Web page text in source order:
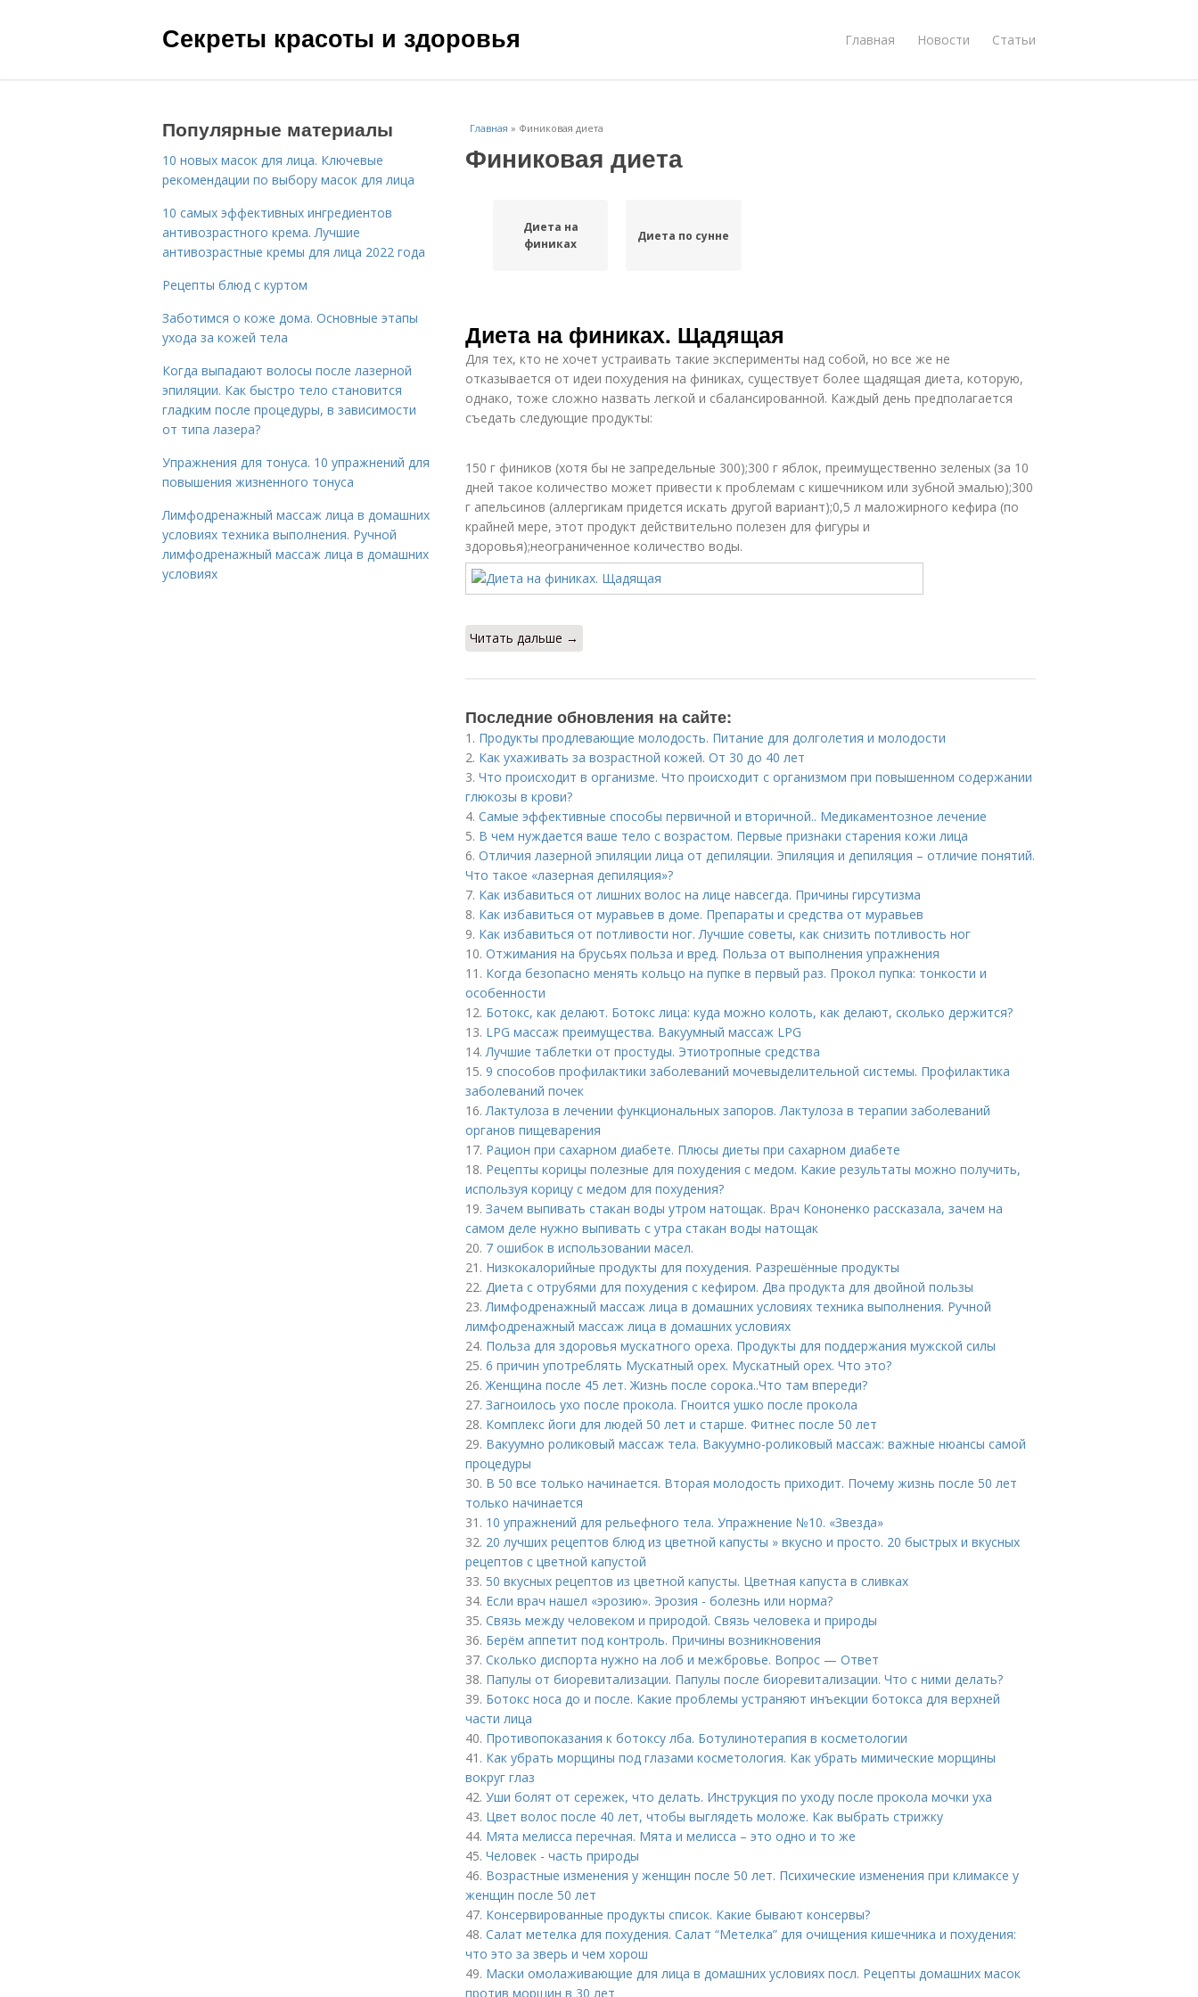
Секреты красоты и здоровья Главная Новости Статьи
Главная » Финиковая диета
Финиковая диета
Диета на
финиках
Диета по сунне
Диета на финиках. Щадящая
Для тех, кто не хочет устраивать такие эксперименты над собой, но все же не
отказывается от идеи похудения на финиках, существует более щадящая диета, которую,
однако, тоже сложно назвать легкой и сбалансированной. Каждый день предполагается
съедать следующие продукты:
150 г фиников (хотя бы не запредельные 300);300 г яблок, преимущественно зеленых (за 10
дней такое количество может привести к проблемам с кишечником или зубной эмалью);300
г апельсинов (аллергикам придется искать другой вариант);0,5 л маложирного кефира (по
крайней мере, этот продукт действительно полезен для фигуры и
здоровья);неограниченное количество воды.
Читать дальше →
Последние обновления на сайте:
1. Продукты продлевающие молодость. Питание для долголетия и молодости
2. Как ухаживать за возрастной кожей. От 30 до 40 лет
3. Что происходит в организме. Что происходит с организмом при повышенном содержании
глюкозы в крови?
4. Самые эффективные способы первичной и вторичной.. Медикаментозное лечение
5. В чем нуждается ваше тело с возрастом. Первые признаки старения кожи лица
6. Отличия лазерной эпиляции лица от депиляции. Эпиляция и депиляция – отличие понятий.
Что такое «лазерная депиляция»?
7. Как избавиться от лишних волос на лице навсегда. Причины гирсутизма
8. Как избавиться от муравьев в доме. Препараты и средства от муравьев
9. Как избавиться от потливости ног. Лучшие советы, как снизить потливость ног
10. Отжимания на брусьях польза и вред. Польза от выполнения упражнения
11. Когда безопасно менять кольцо на пупке в первый раз. Прокол пупка: тонкости и
особенности
12. Ботокс, как делают. Ботокс лица: куда можно колоть, как делают, сколько держится?
13. LPG массаж преимущества. Вакуумный массаж LPG
14.Лучшие таблетки от простуды. Этиотропные средства
15. 9 способов профилактики заболеваний мочевыделительной системы. Профилактика
заболеваний почек
16.Лактулоза в лечении функциональных запоров. Лактулоза в терапии заболеваний
органов пищеварения
17. Рацион при сахарном диабете. Плюсы диеты при сахарном диабете
18. Рецепты корицы полезные для похудения с медом. Какие результаты можно получить,
используя корицу с медом для похудения?
19. Зачем выпивать стакан воды утром натощак. Врач Кононенко рассказала, зачем на
самом деле нужно выпивать с утра стакан воды натощак
20. 7 ошибок в использовании масел.
21. Низкокалорийные продукты для похудения. Разрешённые продукты
22. Диета с отрубями для похудения с кефиром. Два продукта для двойной пользы
23.Лимфодренажный массаж лица в домашних условиях техника выполнения. Ручной
лимфодренажный массаж лица в домашних условиях
24. Польза для здоровья мускатного ореха. Продукты для поддержания мужской силы
25. 6 причин употреблять Мускатный орех. Мускатный орех. Что это?
26.Женщина после 45 лет. Жизнь после сорока..Что там впереди?
27. Загноилось ухо после прокола. Гноится ушко после прокола
28. Комплекс йоги для людей 50 лет и старше. Фитнес после 50 лет
29. Вакуумно роликовый массаж тела. Вакуумно-роликовый массаж: важные нюансы самой
процедуры
30. В 50 все только начинается. Вторая молодость приходит. Почему жизнь после 50 лет
только начинается
31. 10 упражнений для рельефного тела. Упражнение №10. «Звезда»
32. 20 лучших рецептов блюд из цветной капусты » вкусно и просто. 20 быстрых и вкусных
рецептов с цветной капустой
33. 50 вкусных рецептов из цветной капусты. Цветная капуста в сливках
34. Если врач нашел «эрозию». Эрозия - болезнь или норма?
35. Связь между человеком и природой. Связь человека и природы
36. Берём аппетит под контроль. Причины возникновения
37. Сколько диспорта нужно на лоб и межбровье. Вопрос — Ответ
38. Папулы от биоревитализации. Папулы после биоревитализации. Что с ними делать?
39. Ботокс носа до и после. Какие проблемы устраняют инъекции ботокса для верхней
части лица
40. Противопоказания к ботоксу лба. Ботулинотерапия в косметологии
41. Как убрать морщины под глазами косметология. Как убрать мимические морщины
вокруг глаз
42. Уши болят от сережек, что делать. Инструкция по уходу после прокола мочки уха
43. Цвет волос после 40 лет, чтобы выглядеть моложе. Как выбрать стрижку
44. Мята мелисса перечная. Мята и мелисса – это одно и то же
45. Человек - часть природы
46. Возрастные изменения у женщин после 50 лет. Психические изменения при климаксе у
женщин после 50 лет
47. Консервированные продукты список. Какие бывают консервы?
48. Салат метелка для похудения. Салат “Метелка” для очищения кишечника и похудения:
что это за зверь и чем хорош
49. Маски омолаживающие для лица в домашних условиях посл. Рецепты домашних масок
против морщин в 30 лет
Популярные материалы
10 новых масок для лица. Ключевые
рекомендации по выбору масок для лица
10 самых эффективных ингредиентов
антивозрастного крема. Лучшие
антивозрастные кремы для лица 2022 года
Рецепты блюд с куртом
Заботимся о коже дома. Основные этапы
ухода за кожей тела
Когда выпадают волосы после лазерной
эпиляции. Как быстро тело становится
гладким после процедуры, в зависимости
от типа лазера?
Упражнения для тонуса. 10 упражнений для
повышения жизненного тонуса
Лимфодренажный массаж лица в домашних
условиях техника выполнения. Ручной
лимфодренажный массаж лица в домашних
условиях